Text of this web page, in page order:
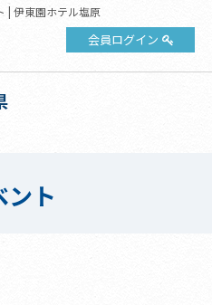
| 伊東園ホテル塩原
会員ログイン
ント